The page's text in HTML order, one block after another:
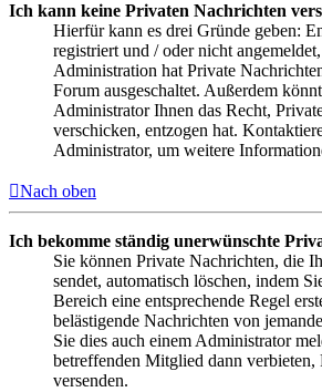
Ich kann keine Privaten Nachrichten
Hierfür kann es drei Gründe geben:
registriert und / oder nicht
Administration hat Private
Forum ausgeschaltet. Außerdem
Administrator Ihnen das Recht,
verschicken, entzogen hat.
Administrator, um weitere
Nach oben
Ich bekomme ständig unerwünschte
Sie können Private Nachrichten, die
sendet, automatisch löschen, indem
Bereich eine entsprechende Regel
belästigende Nachrichten von
Sie dies auch einem Administrator
betreffenden Mitglied dann verbieten,
versenden.